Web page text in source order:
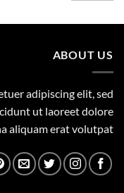
ABOUT US
adipiscing elit, sed
ut laoreet dolore
aliquam erat volutpat.